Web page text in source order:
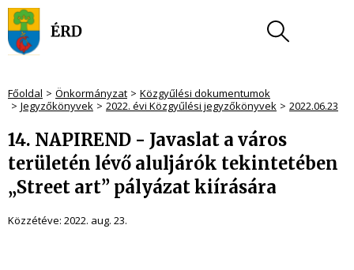
Főoldal Önkormányzat
Közgyűlési dokumentumok
Jegyzőkönyvek
2022. évi Közgyűlési jegyzőkönyvek 2022.06.23
14. NAPIREND - Javaslat a város
területén lévő aluljárók tekintetében
„Street art” pályázat kiírására
Közzétéve: 2022. aug. 23.